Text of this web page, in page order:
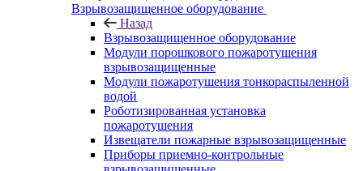
Взрывозащищенное оборудование
Назад
Взрывозащищенное оборудование
Модули порошкового пожаротушения
взрывозащищенные
Модули пожаротушения тонкораспыленной
водой
Роботизированная установка
пожаротушения
Извещатели пожарные взрывозащищенные
Приборы приемно-контрольные